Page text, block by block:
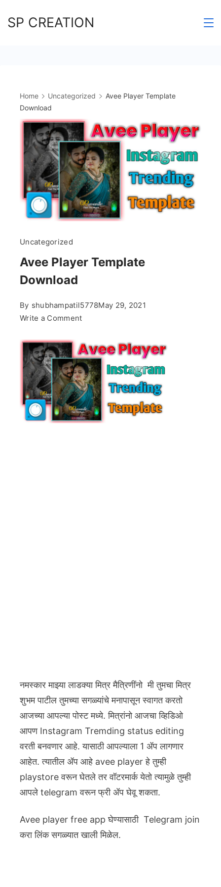
toSP CREATION
Home Uncategorized
Avee Player Template
Download
Uncategorized
Avee Player Template
Download
By shubhampatil5778May 29, 2021
Write a Commenton
Player
Template
Download
नमस्कार माझ्या लाडक्या मित्र मैत्रिणींनो मी तुमचा मित्र
शुभम पाटील तुमच्या सगळ्यांचे मनापासून स्वागत करतो
आजच्या आपल्या पोस्ट मध्ये. मित्रांनो आजचा व्हिडिओ
आपण Instagram Tremding status editing
वरती बनवणार आहे. यासाठी आपल्याला 1 ॲप लागणार
आहेत. त्यातील ॲप आहे avee player हे तुम्ही
playstore वरून घेतले तर वॉटरमार्क येतो त्यामुळे तुम्ही
आपले telegram वरून फ्री ॲप घेवू शकता.
Avee player free app घेण्यासाठी Telegram join
करा लिंक सगळ्यात खाली मिळेल.